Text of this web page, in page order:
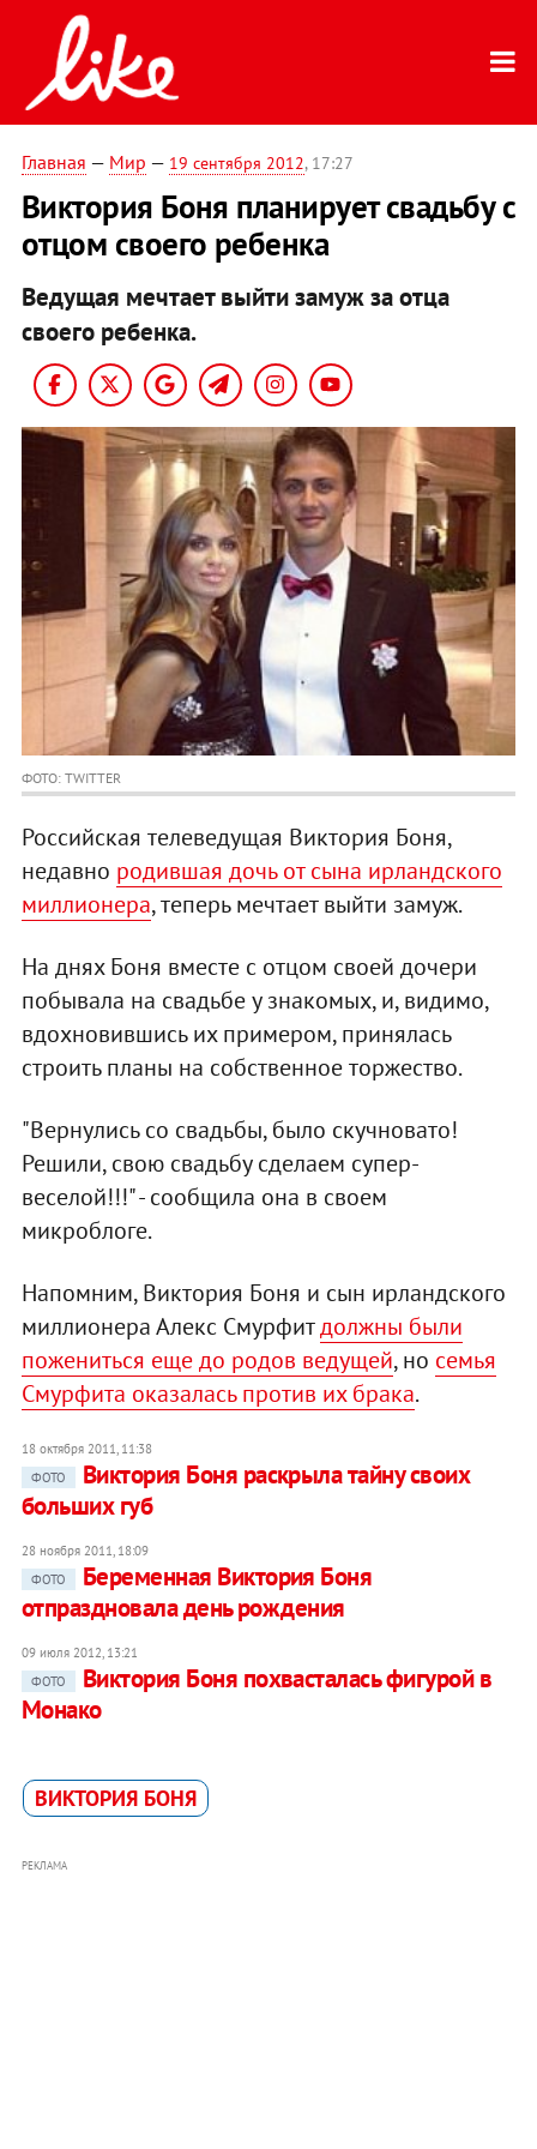
Главная — Мир — 19 сентября 2012, 17:27
Виктория Боня планирует свадьбу с
отцом своего ребенка
Ведущая мечтает выйти замуж за отца
своего ребенка.
ФОТО: TWITTER
Российская телеведущая Виктория Боня,
недавно родившая дочь от сына ирландского
миллионера, теперь мечтает выйти замуж.
На днях Боня вместе с отцом своей дочери
побывала на свадьбе у знакомых, и, видимо,
вдохновившись их примером, принялась
строить планы на собственное торжество.
"Вернулись со свадьбы, было скучновато!
Решили, свою свадьбу сделаем супер-
веселой!!!" - сообщила она в своем
микроблоге.
Напомним, Виктория Боня и сын ирландского
миллионера Алекс Смурфитдолжны были
пожениться еще до родов ведущей, но семья
Смурфита оказалась против их брака.
18 октября 2011, 11:38
ФОТО
Виктория Боня раскрыла тайну своих
больших губ
28 ноября 2011, 18:09
ФОТО
Беременная Виктория Боня
отпраздновала день рождения
09 июля 2012, 13:21
ФОТО
Виктория Боня похвасталась фигурой в
Монако
ВИКТОРИЯ БОНЯ
РЕКЛАМА